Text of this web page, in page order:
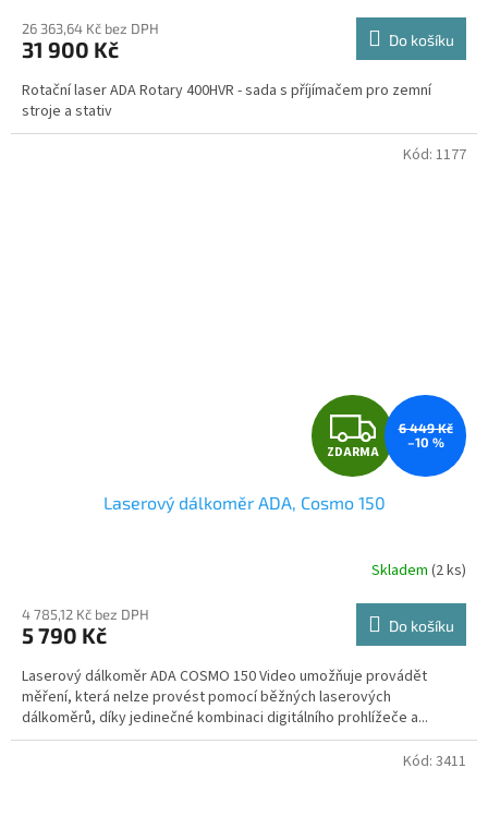
M
A
produktu
je
z
5
hvězdiček.
26 363,64 Kč bez DPH
31 900 Kč Do košíku
Rotační laser ADA Rotary 400HVR - sada s příjímačem pro zemní
stroje a stativ
Z
D
A
R
M
A
ZDARMA
6 449 Kč
–10 %
Laserový dálkoměr ADA, Cosmo 150
produktu
je
z
5
hvězdiček.
Skladem(2 ks)
4 785,12 Kč bez DPH
5 790 Kč Do košíku
Laserový dálkoměr ADA COSMO 150 Video umožňuje provádět
měření, která nelze provést pomocí běžných laserových
dálkoměrů, díky jedinečné kombinaci digitálního prohlížeče a...
Kód: 1177
Kód: 3411